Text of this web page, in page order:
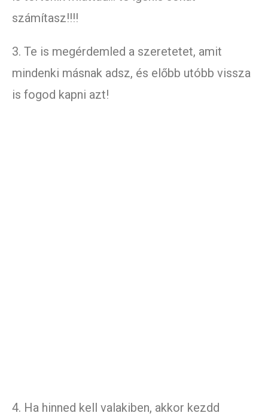
számítasz!!!!
3. Te is megérdemled a szeretetet, amit
mindenki másnak adsz, és előbb utóbb vissza
is fogod kapni azt!
4. Ha hinned kell valakiben, akkor kezdd